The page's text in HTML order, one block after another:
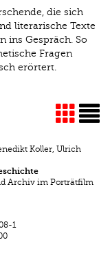
die sich
literarische Texte
ins Gespräch. So
Fragen
erörtert.
Koller, Ulrich
Archiv im Porträtfilm
1